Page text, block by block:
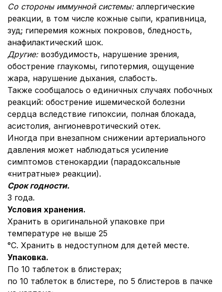
Со стороны иммунной системы: аллергические
реакции, в том числе кожные сыпи, крапивница,
зуд; гиперемия кожных покровов, бледность,
анафилактический шок.
Другие: возбудимость, нарушение зрения,
обострение глаукомы, гипотермия, ощущение
жара, нарушение дыхания, слабость.
Также сообщалось о единичных случаях побочных
реакций: обострение ишемической болезни
сердца вследствие гипоксии, полная блокада,
асистолия, ангионевротический отек.
Иногда при внезапном снижении артериального
давления может наблюдаться усиление
симптомов стенокардии (парадоксальные
«нитратные» реакции).
Срок годности.
3 года.
Условия хранения.
Хранить в оригинальной упаковке при
температуре не выше 25
°С. Хранить в недоступном для детей месте.
Упаковка.
По 10 таблеток в блистерах;
по 10 таблеток в блистере, по 5 блистеров в пачке